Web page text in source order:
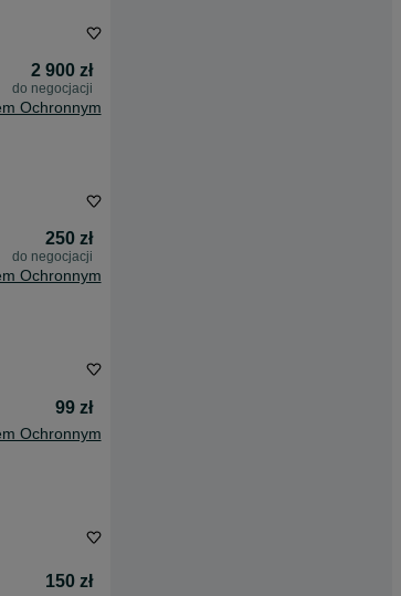
2 900 zł
do negocjacji
Ochronnym
250 zł
do negocjacji
Ochronnym
99 zł
Ochronnym
150 zł